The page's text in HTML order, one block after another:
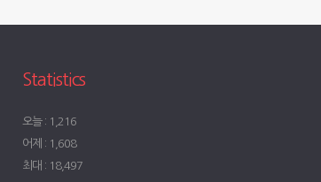
Statistics
오늘 : 1,216
어제 : 1,608
최대 : 18,497